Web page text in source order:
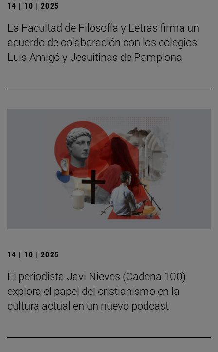
14 | 10 | 2025
La Facultad de Filosofía y Letras firma un
acuerdo de colaboración con los colegios
Luis Amigó y Jesuitinas de Pamplona
14 | 10 | 2025
El periodista Javi Nieves (Cadena 100)
explora el papel del cristianismo en la
cultura actual en un nuevo podcast